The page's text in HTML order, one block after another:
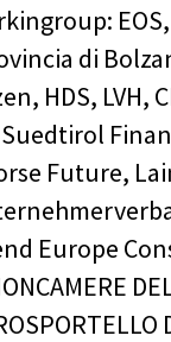
di
HDS, LVH,
Future,
Europe